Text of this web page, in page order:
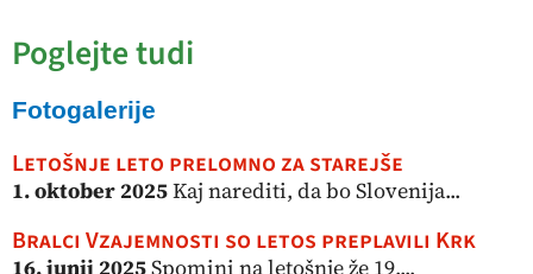
Poglejte tudi
Fotogalerije
Letošnje leto prelomno za starejše
1. oktober 2025Kaj narediti, da bo Slovenija...
Bralci Vzajemnosti so letos preplavili Krk
16. junij 2025Spomini na letošnje že 19....